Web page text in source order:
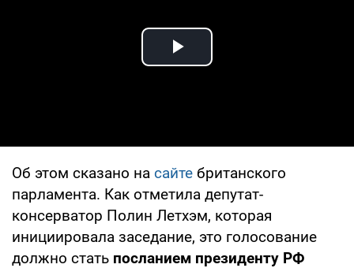
Play Video
Об этом сказано на сайте британского
парламента. Как отметила депутат-
консерватор Полин Летхэм, которая
инициировала заседание, это голосование
должно стать посланием президенту РФ